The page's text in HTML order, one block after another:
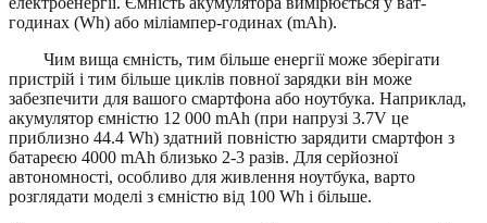
годинах (Wh) або міліампер-годинах (mAh).
Чим вища ємність, тим більше енергії може зберігати
пристрій і тим більше циклів повної зарядки він може
забезпечити для вашого смартфона або ноутбука. Наприклад,
акумулятор ємністю 12 000 mAh (при напрузі 3.7V це
приблизно 44.4 Wh) здатний повністю зарядити смартфон з
батареєю 4000 mAh близько 2-3 разів. Для серйозної
автономності, особливо для живлення ноутбука, варто
розглядати моделі з ємністю від 100 Wh і більше.